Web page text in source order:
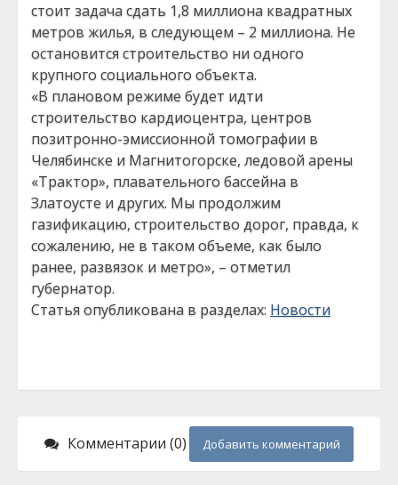
стоит задача сдать 1,8 миллиона квадратных
метров жилья, в следующем – 2 миллиона. Не
остановится строительство ни одного
крупного социального объекта.
«В плановом режиме будет идти
строительство кардиоцентра, центров
позитронно-эмиссионной томографии в
Челябинске и Магнитогорске, ледовой арены
«Трактор», плавательного бассейна в
Златоусте и других. Мы продолжим
газификацию, строительство дорог, правда, к
сожалению, не в таком объеме, как было
ранее, развязок и метро», – отметил
губернатор.
Статья опубликована в разделах: Новости
Комментарии (0) Добавить комментарий